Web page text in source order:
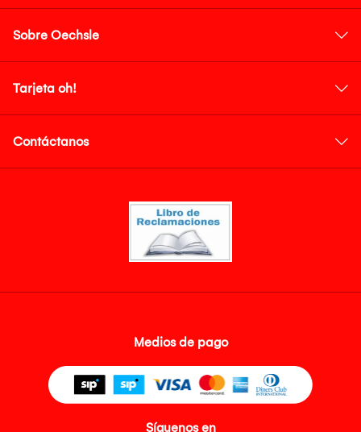
Sobre Oechsle
Tarjeta oh!
Contáctanos
Medios de pago
Síguenos en